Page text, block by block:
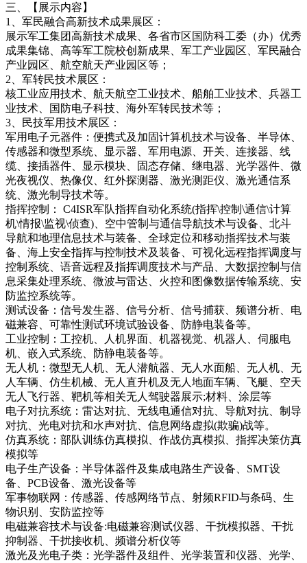
三、【展示内容】
1、军民融合高新技术成果展区：
展示军工集团高新技术成果、各省市区国防科工委（办）优秀
成果集锦、高等军工院校创新成果、军工产业园区、军民融合
产业园区、航空航天产业园区等；
2、军转民技术展区：
核工业应用技术、航天航空工业技术、船舶工业技术、兵器工
业技术、国防电子科技、海外军转民技术等；
3、民技军用技术展区：
军用电子元器件：便携式及加固计算机技术与设备、半导体、
传感器和微型系统、显示器、军用电源、开关、连接器、线
缆、接插器件、显示模块、固态存储、继电器、光学器件、微
光夜视仪、热像仪、红外探测器、激光测距仪、激光通信系
统、激光制导技术等。
指挥控制： C4ISR军队指挥自动化系统(指挥\控制\通信\计算
机\情报\监视\侦查)、空中管制与通信导航技术与设备、北斗
导航和地理信息技术与装备、全球定位和移动指挥技术与装
备、海上安全指挥与控制技术及装备、可视化远程指挥调度与
控制系统、语音远程及指挥调度技术与产品、大数据控制与信
息采集处理系统、微波与雷达、火控和图像数据传输系统、安
防监控系统等。
测试设备：信号发生器、信号分析、信号捕获、频谱分析、电
磁兼容、可靠性测试环境试验设备、防静电装备等。
工业控制：工控机、人机界面、机器视觉、机器人、伺服电
机、嵌入式系统、防静电装备等。
无人机：微型无人机、无人潜航器、无人水面船、无人机、无
人车辆、仿生机械、无人直升机及无人地面车辆、飞艇、空天
无人飞行器、靶机等相关无人驾驶器展示;材料、涂层等
电子对抗系统：雷达对抗、无线电通信对抗、导航对抗、制导
对抗、光电对抗和水声对抗、信息网络虚拟(欺骗)战等。
仿真系统：部队训练仿真模拟、作战仿真模拟、指挥决策仿真
模拟等
电子生产设备：半导体器件及集成电路生产设备、SMT设
备、PCB设备、激光设备等
军事物联网：传感器、传感网络节点、射频RFID与条码、生
物识别、安防监控等
电磁兼容技术与设备:电磁兼容测试仪器、干扰模拟器、干扰
抑制器、干扰接收机、频谱分析仪等
激光及光电子类：光学器件及组件、光学装置和仪器、光学、